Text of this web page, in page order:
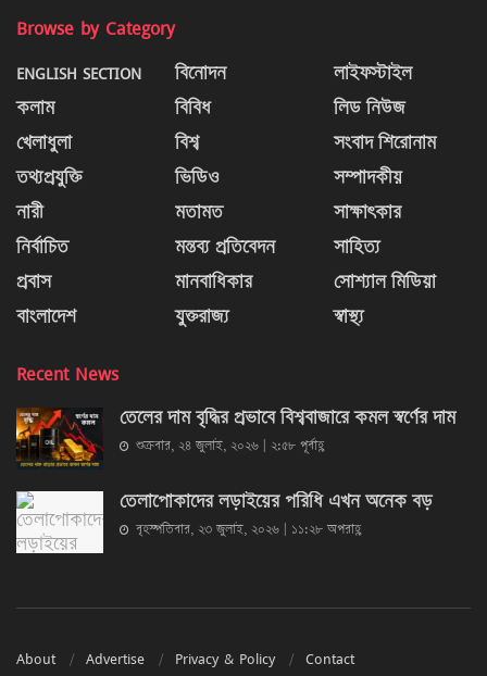
Browse by Category
ENGLISH SECTION
কলাম
খেলাধুলা
তথ্যপ্রযুক্তি
নারী
নির্বাচিত
প্রবাস
বাংলাদেশ
বিনোদন
বিবিধ
বিশ্ব
ভিডিও
মতামত
মন্তব্য প্রতিবেদন
মানবাধিকার
যুক্তরাজ্য
লাইফস্টাইল
লিড নিউজ
সংবাদ শিরোনাম
সম্পাদকীয়
সাক্ষাৎকার
সাহিত্য
সোশ্যাল মিডিয়া
স্বাস্থ্য
Recent News
তেলের দাম বৃদ্ধির প্রভাবে বিশ্ববাজারে কমল স্বর্ণের দাম
শুক্রবার, ২৪ জুলাই, ২০২৬ | ২:৫৮ পূর্বাহ্ণ
তেলাপোকাদের লড়াইয়ের পরিধি এখন অনেক বড়
বৃহস্পতিবার, ২৩ জুলাই, ২০২৬ | ১১:২৮ অপরাহ্ণ
About Advertise Privacy & Policy Contact